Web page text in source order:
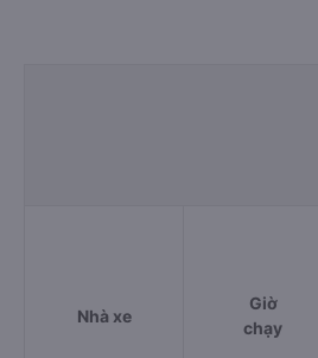
Nhà xe
Giờ
chạy